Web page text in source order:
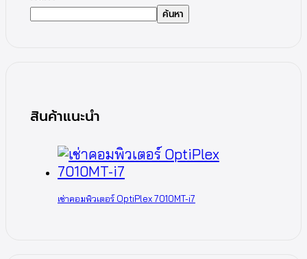
ค้นหา
สินค้าแนะนำ
เช่าคอมพิวเตอร์ OptiPlex 7010MT-i7